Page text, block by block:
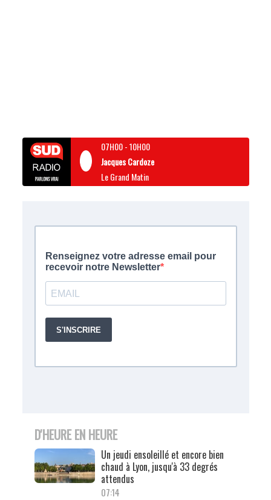
07H00-10H00
Jacques Cardoze
Le Grand Matin
D'HEURE EN HEURE
Un jeudi ensoleillé et encore bien
chaud à Lyon, jusqu'à 33 degrés
attendus
07:14